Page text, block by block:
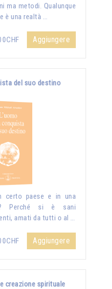
ma metodi. Qualunque
è una realtà …
Aggiungere
del suo destino
certo paese e in una
Perché si è sani
amati da tutti o al …
Aggiungere
creazione spirituale